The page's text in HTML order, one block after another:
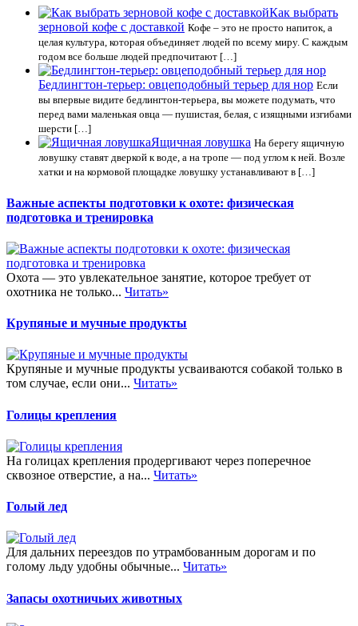
Как выбрать
зерновой кофе с доставкой Кофе – это не просто напиток, а
целая культура, которая объединяет людей по всему миру. С каждым
годом все больше людей предпочитают […]
Бедлингтон-терьер: овцеподобный терьер для нор Если
вы впервые видите бедлингтон-терьера, вы можете подумать, что
перед вами маленькая овца — пушистая, белая, с изящными изгибами
шерсти […]
Ящичная ловушка На берегу ящичную
ловушку ставят дверкой к воде, а на тропе — под углом к ней. Возле
хатки и на кормовой площадке ловушку устанавливают в […]
Важные аспекты подготовки к охоте: физическая
подготовка и тренировка
Охота — это увлекательное занятие, которое требует от
охотника не только... Читать»
Крупяные и мучные продукты
Крупяные и мучные продукты усваиваются собакой только в
том случае, если они... Читать»
Голицы крепления
На голицах крепления продергивают через поперечное
сквозное отверстие, а на... Читать»
Голый лед
Для дальних переездов по утрамбованным дорогам и по
голому льду удобны обычные... Читать»
Запасы охотничьих животных